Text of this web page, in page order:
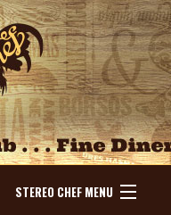
STEREO CHEF MENU